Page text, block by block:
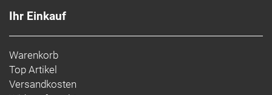
Ihr Einkauf
Warenkorb
Top Artikel
Versandkosten